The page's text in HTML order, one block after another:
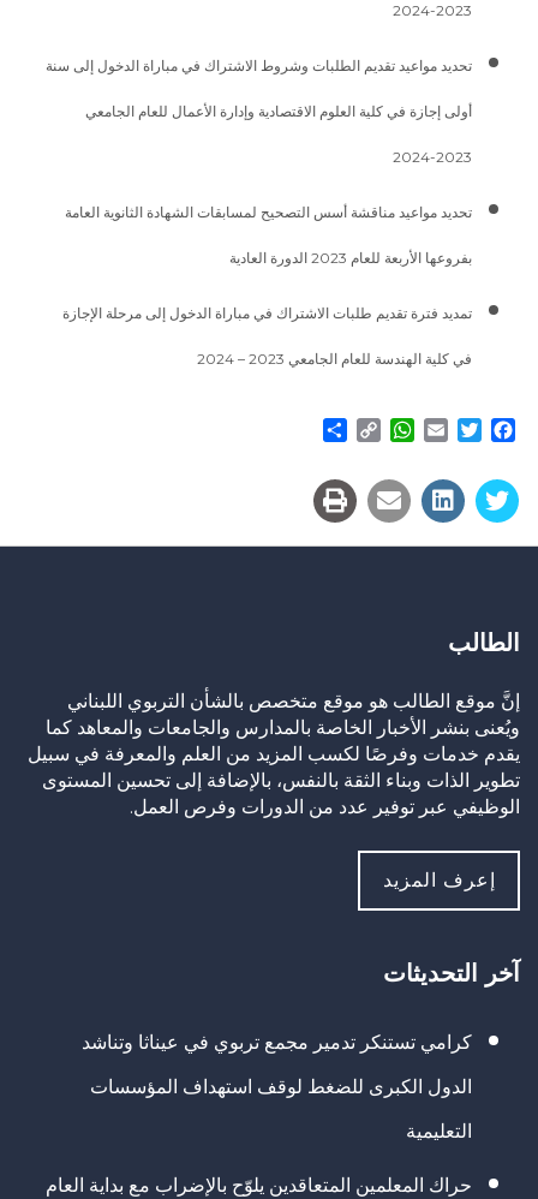
2023-2024
تحديد مواعيد تقديم الطلبات وشروط الاشتراك في مباراة الدخول إلى سنة
أولى إجازة في كلية العلوم الاقتصادية وإدارة الأعمال للعام الجامعي
2023-2024
تحديد مواعيد مناقشة أسس التصحيح لمسابقات الشهادة الثانوية العامة
بفروعها الأربعة للعام 2023 الدورة العادية
تمديد فترة تقديم طلبات الاشتراك في مباراة الدخول إلى مرحلة الإجازة
في كلية الهندسة للعام الجامعي 2023 – 2024
Facebook
Twitter
Email
WhatsApp
Copy
الطالب
إنَّ موقع الطالب هو موقع متخصص بالشأن التربوي اللبناني
ويُعنى بنشر الأخبار الخاصة بالمدارس والجامعات والمعاهد كما
يقدم خدمات وفرصًا لكسب المزيد من العلم والمعرفة في سبيل
تطوير الذات وبناء الثقة بالنفس، بالإضافة إلى تحسين المستوى
الوظيفي عبر توفير عدد من الدورات وفرص العمل.
إعرف المزيد
آخر التحديثات
كرامي تستنكر تدمير مجمع تربوي في عيناثا وتناشد
الدول الكبرى للضغط لوقف استهداف المؤسسات
التعليمية
حراك المعلمين المتعاقدين يلوّح بالإضراب مع بداية العام